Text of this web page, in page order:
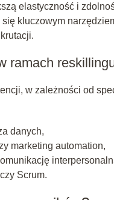
elastyczność i
kluczowym
ramach
w zależności od
danych,
marketing automation,
Scrum.